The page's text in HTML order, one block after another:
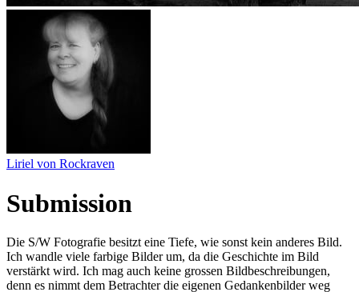
Liriel von Rockraven
Submission
Die S/W Fotografie besitzt eine Tiefe, wie sonst kein anderes Bild.
Ich wandle viele farbige Bilder um, da die Geschichte im Bild
verstärkt wird. Ich mag auch keine grossen Bildbeschreibungen,
denn es nimmt dem Betrachter die eigenen Gedankenbilder weg